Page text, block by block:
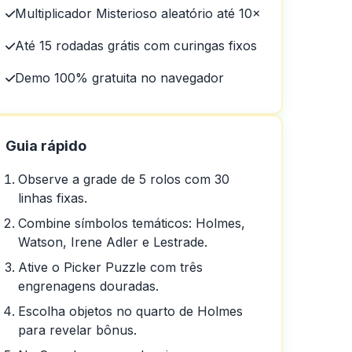
Multiplicador Misterioso aleatório até 10×
Até 15 rodadas grátis com curingas fixos
Demo 100% gratuita no navegador
Guia rápido
Observe a grade de 5 rolos com 30
linhas fixas.
Combine símbolos temáticos: Holmes,
Watson, Irene Adler e Lestrade.
Ative o Picker Puzzle com três
engrenagens douradas.
Escolha objetos no quarto de Holmes
para revelar bônus.